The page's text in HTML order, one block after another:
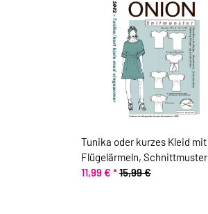
Tunika oder kurzes Kleid mit
Flügelärmeln, Schnittmuster
ONION 5042
11,99 € *15,99 €